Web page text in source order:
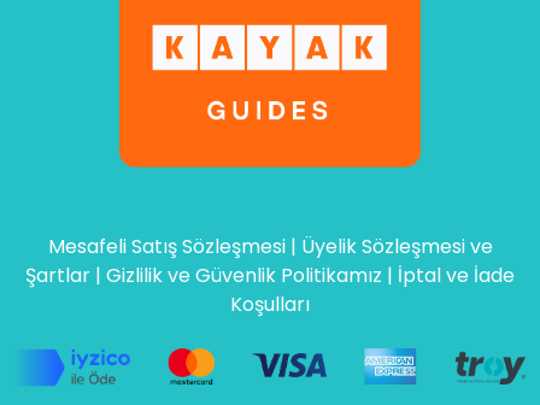
Mesafeli Satış Sözleşmesi| Üyelik Sözleşmesi ve
Şartlar | Gizlilik ve Güvenlik Politikamız | İptal ve İade
Koşulları